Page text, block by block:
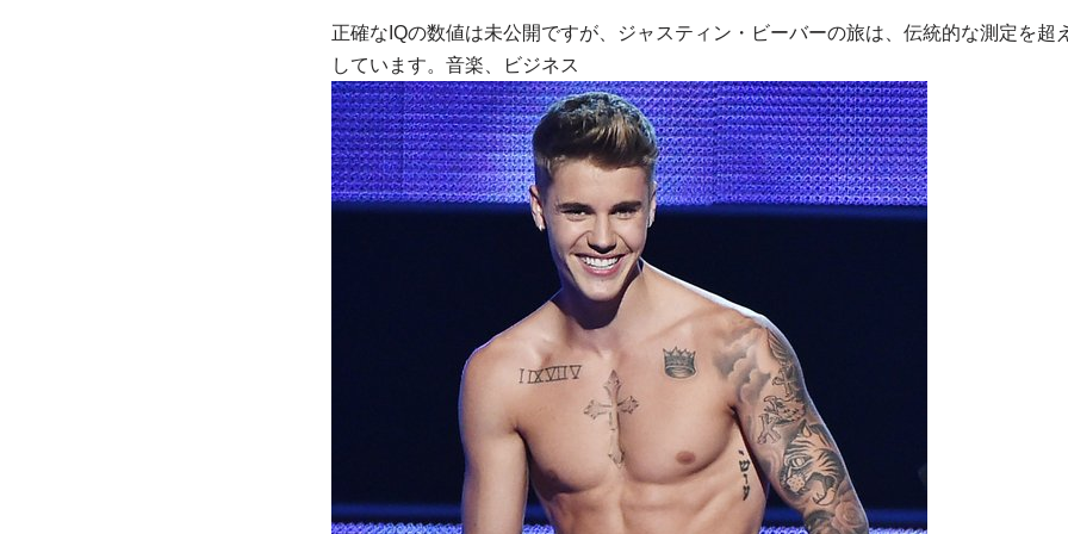
正確なIQの数値は未公開ですが、ジャスティン・ビーバーの旅は、伝統的な測定を超
しています。音楽、ビジネス